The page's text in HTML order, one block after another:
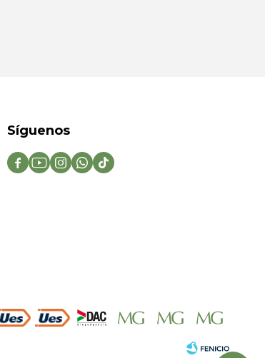
Síguenos
    